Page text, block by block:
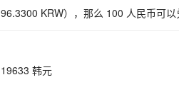
KRW），那么 100 人民币可以
韩元